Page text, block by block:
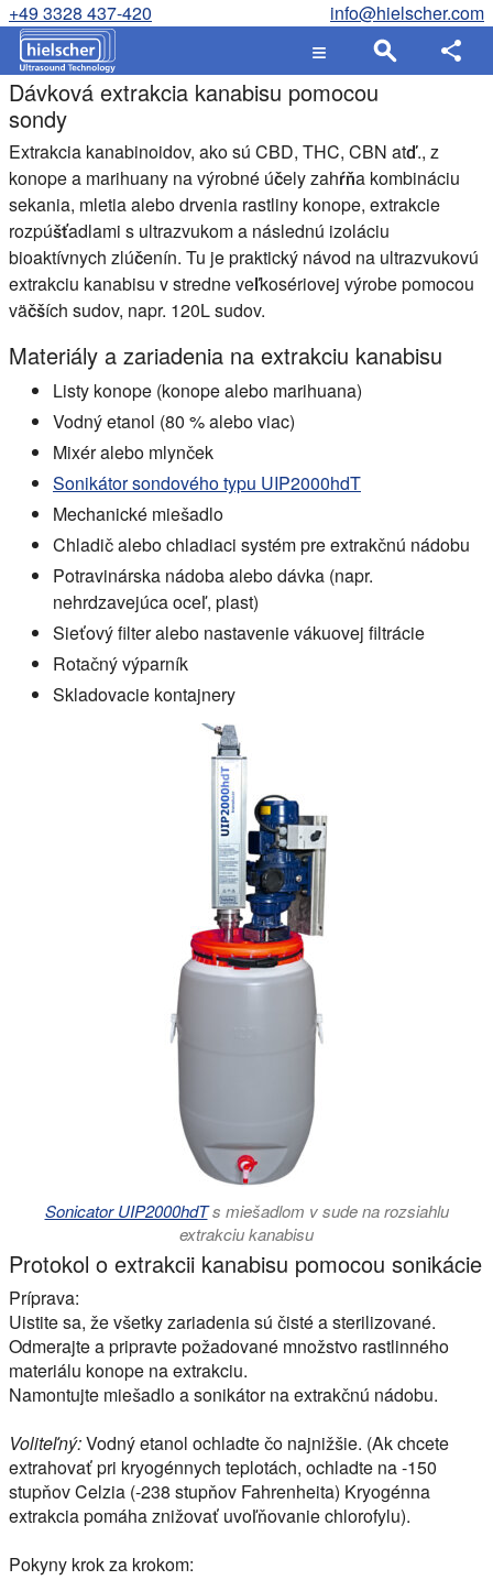
+49 3328 437-420 info@hielscher.com
Dávková extrakcia kanabisu pomocou
sondy
Extrakcia kanabinoidov, ako sú CBD, THC, CBN atď., z
konope a marihuany na výrobné účely zahŕňa kombináciu
sekania, mletia alebo drvenia rastliny konope, extrakcie
rozpúšťadlami s ultrazvukom a následnú izoláciu
bioaktívnych zlúčenín. Tu je praktický návod na ultrazvukovú
extrakciu kanabisu v stredne veľkosériovej výrobe pomocou
väčších sudov, napr. 120L sudov.
Materiály a zariadenia na extrakciu kanabisu
Listy konope (konope alebo marihuana)
Vodný etanol (80 % alebo viac)
Mixér alebo mlynček
Sonikátor sondového typu UIP2000hdT
Mechanické miešadlo
Chladič alebo chladiaci systém pre extrakčnú nádobu
Potravinárska nádoba alebo dávka (napr.
nehrdzavejúca oceľ, plast)
Sieťový filter alebo nastavenie vákuovej filtrácie
Rotačný výparník
Skladovacie kontajnery
Sonicator UIP2000hdTs miešadlom v sude na rozsiahlu
extrakciu kanabisu
Protokol o extrakcii kanabisu pomocou sonikácie
Príprava:
Uistite sa, že všetky zariadenia sú čisté a sterilizované.
Odmerajte a pripravte požadované množstvo rastlinného
materiálu konope na extrakciu.
Namontujte miešadlo a sonikátor na extrakčnú nádobu.
Voliteľný:Vodný etanol ochladte čo najnižšie. (Ak chcete
extrahovať pri kryogénnych teplotách, ochladte na -150
stupňov Celzia (-238 stupňov Fahrenheita) Kryogénna
extrakcia pomáha znižovať uvoľňovanie chlorofylu).
Pokyny krok za krokom: